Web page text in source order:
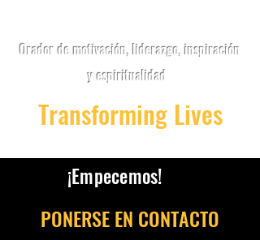
Orador de motivación, liderazgo, inspiración
y espiritualidad
Transforming Lives
¡Empecemos!
PONERSE EN CONTACTO